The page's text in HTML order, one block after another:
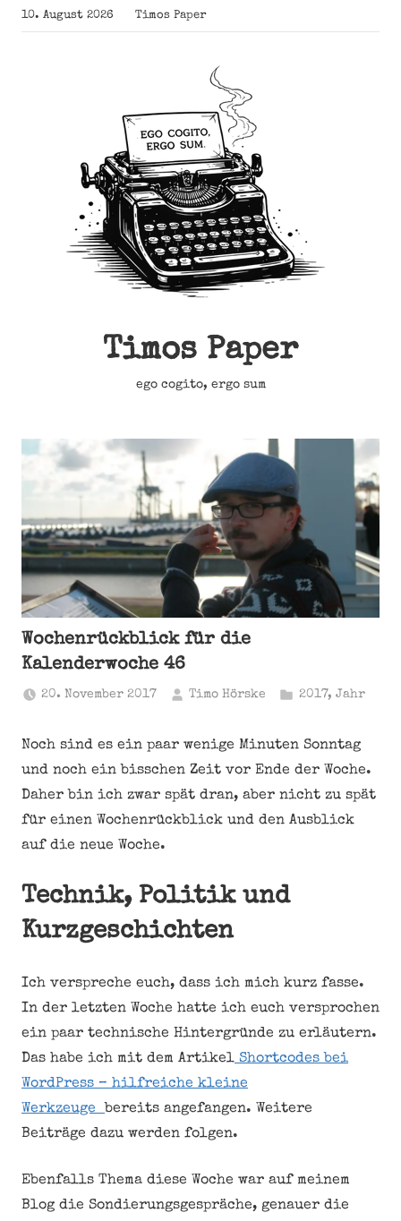
Zum
Inhalt
10. August 2026 Timos Paper
Timos Paper
ego cogito, ergo sum
Wochenrückblick für die
Kalenderwoche 46
20. November 2017 Timo Hörske 2017, Jahr
Noch sind es ein paar wenige Minuten Sonntag
und noch ein bisschen Zeit vor Ende der Woche.
Daher bin ich zwar spät dran, aber nicht zu spät
für einen Wochenrückblick und den Ausblick
auf die neue Woche.
Technik, Politik und
Kurzgeschichten
Ich verspreche euch, dass ich mich kurz fasse.
In der letzten Woche hatte ich euch versprochen
ein paar technische Hintergründe zu erläutern.
Das habe ich mit dem Artikel Shortcodes bei
WordPress – hilfreiche kleine
Werkzeuge bereits angefangen. Weitere
Beiträge dazu werden folgen.
Ebenfalls Thema diese Woche war auf meinem
Blog die Sondierungsgespräche, genauer die